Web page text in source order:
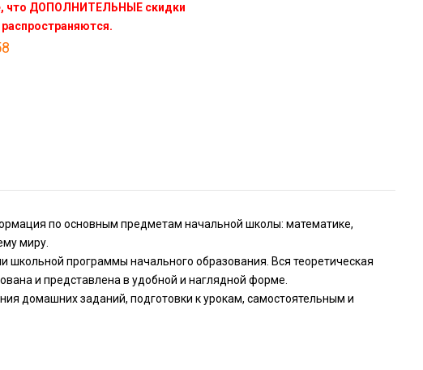
что ДОПОЛНИТЕЛЬНЫЕ скидки
по основным предметам начальной школы: математике,
миру.
школьной программы начального образования. Вся теоретическая
и представлена в удобной и наглядной форме.
домашних заданий, подготовки к урокам, самостоятельным и